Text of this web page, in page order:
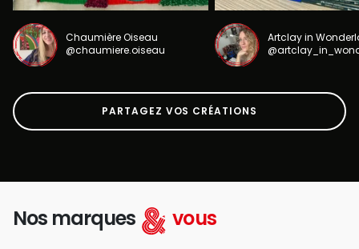
Chaumière Oiseau
@chaumiere.oiseau
Artclay in
PARTAGEZ VOS CRÉATIONS
Nos marques vous